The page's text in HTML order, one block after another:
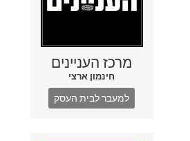
מרכז העניינים
חינמון ארצי
למעבר לבית העסק